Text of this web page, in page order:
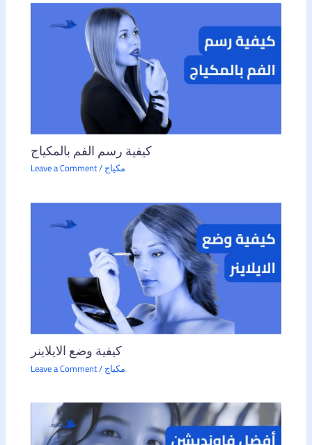
كيفية رسم الفم بالمكياج
Leave a Comment/مكياج
كيفية وضع الايلاينر
Leave a Comment/مكياج